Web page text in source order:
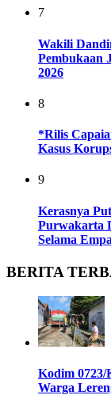
7
Wakili
Pembukaan
2026
8
*Rilis
Kasus
9
Kerasnya
Purwakarta
Selama
BERITA
Kodim
Warga